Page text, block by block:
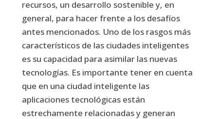
recursos, un desarrollo sostenible y, en
general, para hacer frente a los desafíos
antes mencionados. Uno de los rasgos más
característicos de las ciudades inteligentes
es su capacidad para asimilar las nuevas
tecnologías. Es importante tener en cuenta
que en una ciudad inteligente las
aplicaciones tecnológicas están
estrechamente relacionadas y generan